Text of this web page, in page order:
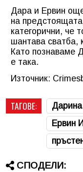
Дара и Ервин
на
категорични, че
шантава сватба,
Като познаваме
е така.
Източник:
ТАГОВЕ:
Ервин
СПОДЕЛИ: